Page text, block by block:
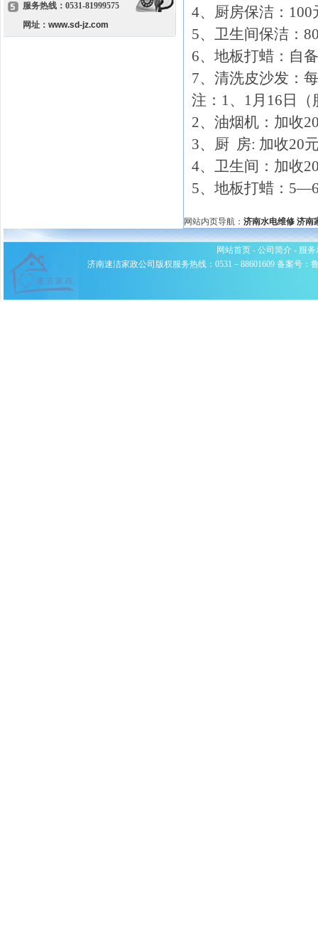
服务热线：0531-81999575
网址： www.sd-jz.com
4、厨房保洁：
5、卫生间保洁：
6、地板打蜡：自
7、清洗皮沙发：
注：1、1月16日
2、油烟机：加收
3、厨 房: 加收20
4、卫生间：加收
5、地板打蜡：
网站内页导航： 济南水电维修 济南
网站首页- 公司简介- 服务
济南速洁家政公司版权服务热线：0531－88601609 备案号：